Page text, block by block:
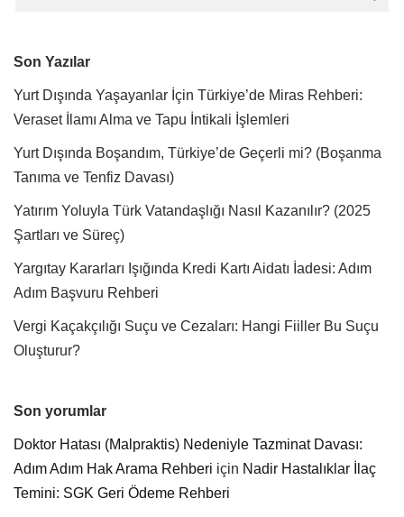
Son Yazılar
Yurt Dışında Yaşayanlar İçin Türkiye’de Miras Rehberi:
Veraset İlamı Alma ve Tapu İntikali İşlemleri
Yurt Dışında Boşandım, Türkiye’de Geçerli mi? (Boşanma
Tanıma ve Tenfiz Davası)
Yatırım Yoluyla Türk Vatandaşlığı Nasıl Kazanılır? (2025
Şartları ve Süreç)
Yargıtay Kararları Işığında Kredi Kartı Aidatı İadesi: Adım
Adım Başvuru Rehberi
Vergi Kaçakçılığı Suçu ve Cezaları: Hangi Fiiller Bu Suçu
Oluşturur?
Son yorumlar
Doktor Hatası (Malpraktis) Nedeniyle Tazminat Davası:
Adım Adım Hak Arama Rehberi için Nadir Hastalıklar İlaç
Temini: SGK Geri Ödeme Rehberi